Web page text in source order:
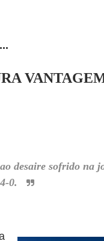
desaire sofrido na
0.